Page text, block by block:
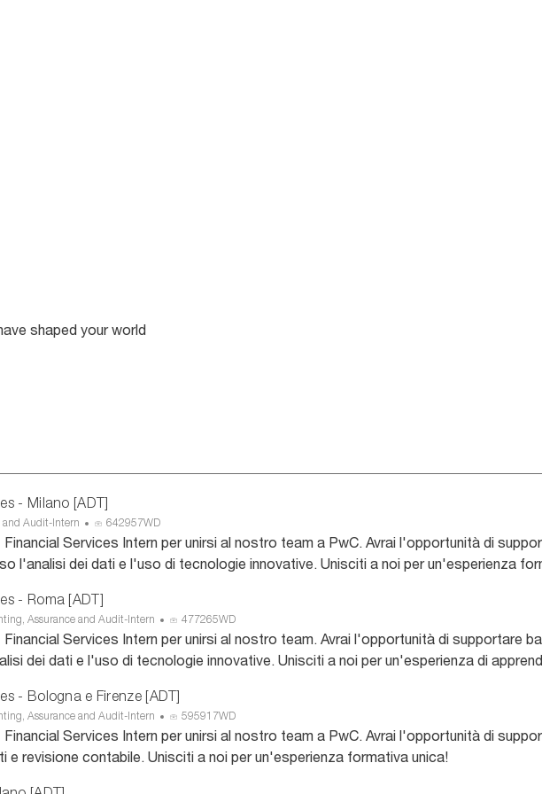
shaped your world
- Milano [ADT]
and Audit-Intern
D
a
n
c
642957WD
Financial Services Intern per unirsi al nostro team a PwC. Avrai l'opportunità di
l'analisi dei dati e l'uso di tecnologie innovative. Unisciti a noi per un'esperienza
- Roma [ADT]
Assurance and Audit-Intern
D
n
c
i
477265WD
Financial Services Intern per unirsi al nostro team. Avrai l'opportunità di supportare
dei dati e l'uso di tecnologie innovative. Unisciti a noi per un'esperienza di
- Bologna e Firenze [ADT]
Assurance and Audit-Intern
D
595917WD
Financial Services Intern per unirsi al nostro team a PwC. Avrai l'opportunità di
e revisione contabile. Unisciti a noi per un'esperienza formativa unica!